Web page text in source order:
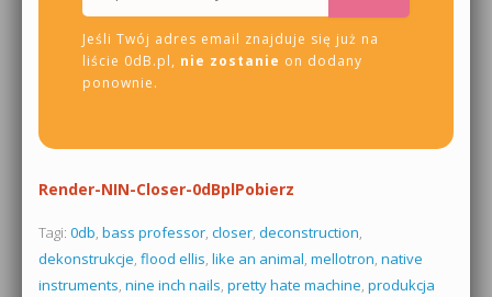
Jeśli Twój adres email znajduje się już na
liście 0dB.pl, nie zostanie on dodany
ponownie.
Render-NIN-Closer-0dBplPobierz
Tagi: 0db, bass professor, closer, deconstruction,
dekonstrukcje, flood ellis, like an animal, mellotron, native
instruments, nine inch nails, pretty hate machine, produkcja